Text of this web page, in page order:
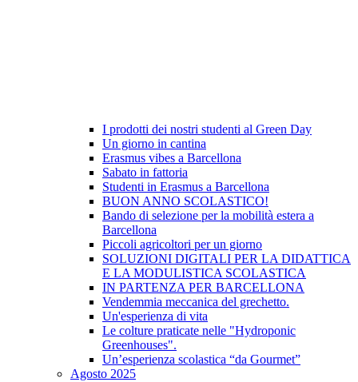
I prodotti dei nostri studenti al Green Day
Un giorno in cantina
Erasmus vibes a Barcellona
Sabato in fattoria
Studenti in Erasmus a Barcellona
BUON ANNO SCOLASTICO!
Bando di selezione per la mobilità estera a
Barcellona
Piccoli agricoltori per un giorno
SOLUZIONI DIGITALI PER LA DIDATTICA
E LA MODULISTICA SCOLASTICA
IN PARTENZA PER BARCELLONA
Vendemmia meccanica del grechetto.
Un'esperienza di vita
Le colture praticate nelle "Hydroponic
Greenhouses".
Un’esperienza scolastica “da Gourmet”
Agosto 2025